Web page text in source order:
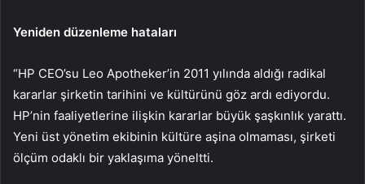
Yeniden düzenleme hataları
“HP CEO’su Leo Apotheker’in 2011 yılında aldığı radikal
kararlar şirketin tarihini ve kültürünü göz ardı ediyordu.
HP’nin faaliyetlerine ilişkin kararlar büyük şaşkınlık yarattı.
Yeni üst yönetim ekibinin kültüre aşina olmaması, şirketi
ölçüm odaklı bir yaklaşıma yöneltti.